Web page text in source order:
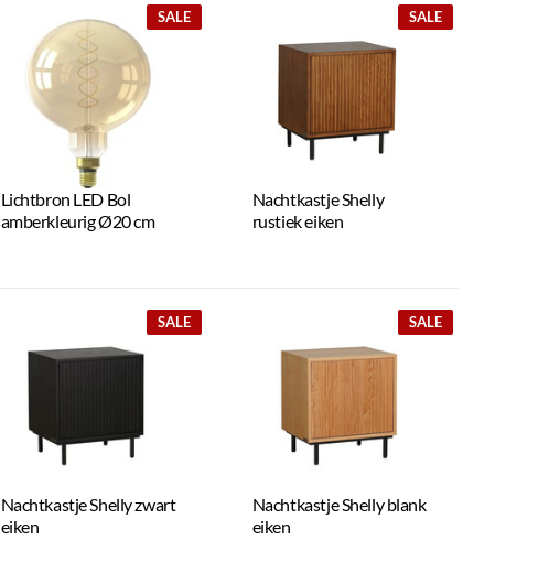
Lichtbron LED Bol
amberkleurig Ø20 cm
SALE
Nachtkastje Shelly
rustiek eiken
SALE
Nachtkastje Shelly zwart
eiken
SALE
Nachtkastje Shelly blank
eiken
SALE